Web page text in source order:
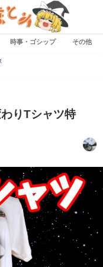
時事・ゴシップ その他
りTシャツ特